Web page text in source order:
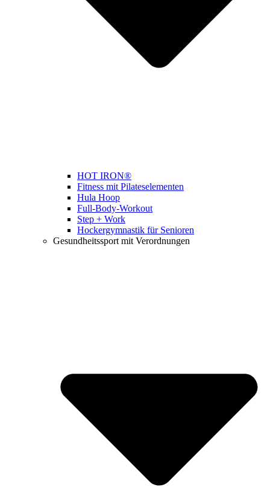
HOT IRON®
Fitness mit Pilateselementen
Hula Hoop
Full-Body-Workout
Step + Work
Hockergymnastik für Senioren
Gesundheitssport mit Verordnungen